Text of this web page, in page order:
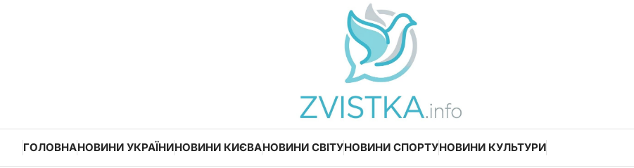
ГОЛОВНАНОВИНИ УКРАЇНИНОВИНИ КИЄВАНОВИНИ СВІТУНОВИНИ СПОРТУНОВИНИ КУЛЬТУРИ